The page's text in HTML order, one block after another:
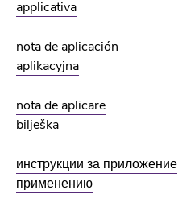
applicativa
nota de aplicación
aplikacyjna
nota de aplicare
bilješka
инструкции за приложение
применению